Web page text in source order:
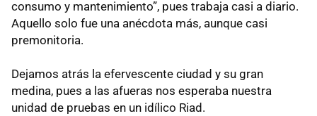
consumo y mantenimiento”, pues trabaja casi a diario.
Aquello solo fue una anécdota más, aunque casi
premonitoria.
Dejamos atrás la efervescente ciudad y su gran
medina, pues a las afueras nos esperaba nuestra
unidad de pruebas en un idílico Riad.